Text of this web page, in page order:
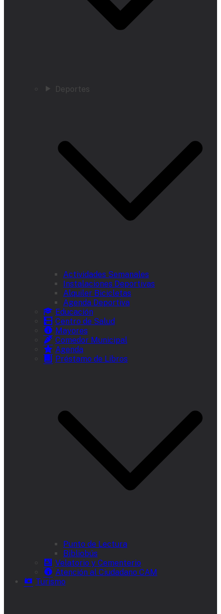
Deportes
Actividades Semanales
Instalaciones Deportivas
Alquiler Bicicletas
Agenda Deportiva
Educación
Centro de Salud
Mayores
Comedor Municipal
Agenda
Préstamo de Libros
Punto de Lectura
Bibliobús
Velatorio y Cementerio
Atención al Ciudadano CAM
Turismo